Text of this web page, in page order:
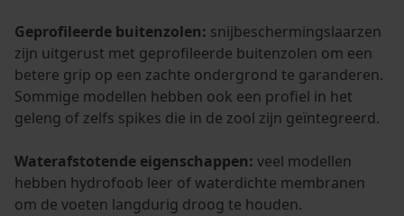
Geprofileerde buitenzolen: snijbeschermingslaarzen
zijn uitgerust met geprofileerde buitenzolen om een
betere grip op een zachte ondergrond te garanderen.
Sommige modellen hebben ook een profiel in het
geleng of zelfs spikes die in de zool zijn geïntegreerd.
Waterafstotende eigenschappen: veel modellen
hebben hydrofoob leer of waterdichte membranen
om de voeten langdurig droog te houden.